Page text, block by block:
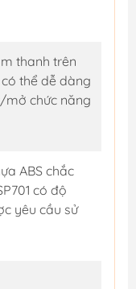
thanh trên
thể dễ dàng
mở chức năng
ABS chắc
có độ
yêu cầu sử